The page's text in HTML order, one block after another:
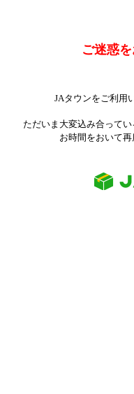
ご迷惑
JAタウンをご利用
ただいま大変込み合って
お時間をおいて